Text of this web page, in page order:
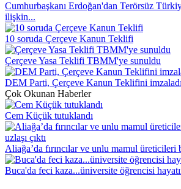
Cumhurbaşkanı Erdoğan'dan Terörsüz
ilişkin...
10 soruda Çerçeve Kanun Teklifi
Çerçeve Yasa Teklifi TBMM'ye sunuldu
DEM Parti, Çerçeve Kanun Teklifini imzaladı
Çok Okunan Haberler
Cem Küçük tutuklandı
Aliağa’da fırıncılar ve unlu mamul üreticileri
Buca'da feci kaza...üniversite öğrencisi